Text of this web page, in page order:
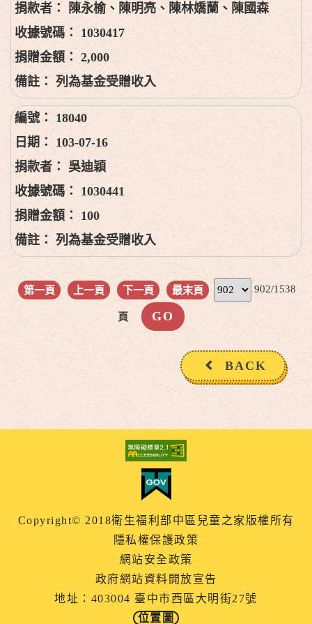
陳永榆、陳明亮、陳林嬌蘭、陳國森
1030417
2,000
列為基金受贈收入
18040
103-07-16
吳迪穎
1030441
100
列為基金受贈收入
第一頁 上一頁 下一頁 最末頁 902/1538
頁
BACK
Copyright© 2018衛生福利部中區兒童之家版權所有
隱私權保護政策
網站安全政策
政府網站資料開放宣告
地址：403004 臺中市西區大明街27號
位置圖